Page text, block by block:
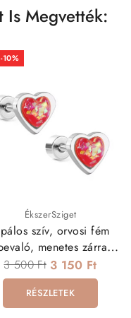
Is Megvették:
-10%
ÉkszerSziget
szív, orvosi fém
menetes zárral -
piros
3 500 Ft 3 150 Ft
RÉSZLETEK